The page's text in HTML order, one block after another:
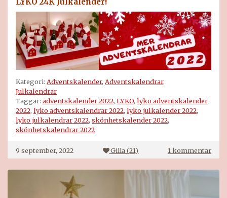
Kategori: Adventskalender, Adventskalendrar,
Julkalendrar
Taggar: adventskalender 2022, LYKO, lyko adventskalender
2022, lyko adventskalendrar 2022, lyko julkalender 2022,
lyko julkalendrar 2022, skönhetskalender 2022,
skönhetskalendrar 2022
9 september, 2022 Gilla (21) 1 kommentartill